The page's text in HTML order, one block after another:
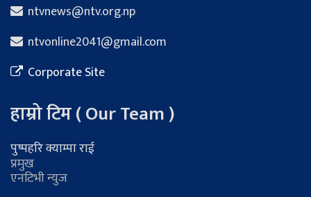
ntvnews@ntv.org.np
ntvonline2041@gmail.com
Corporate Site
हाम्रो टिम ( Our Team )
पुष्पहरि क्याम्पा राई
प्रमुख
एनटिभी न्युज